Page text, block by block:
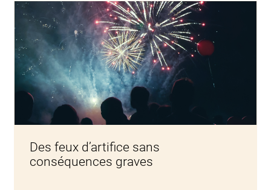
Des feux d’artifice sans
conséquences graves